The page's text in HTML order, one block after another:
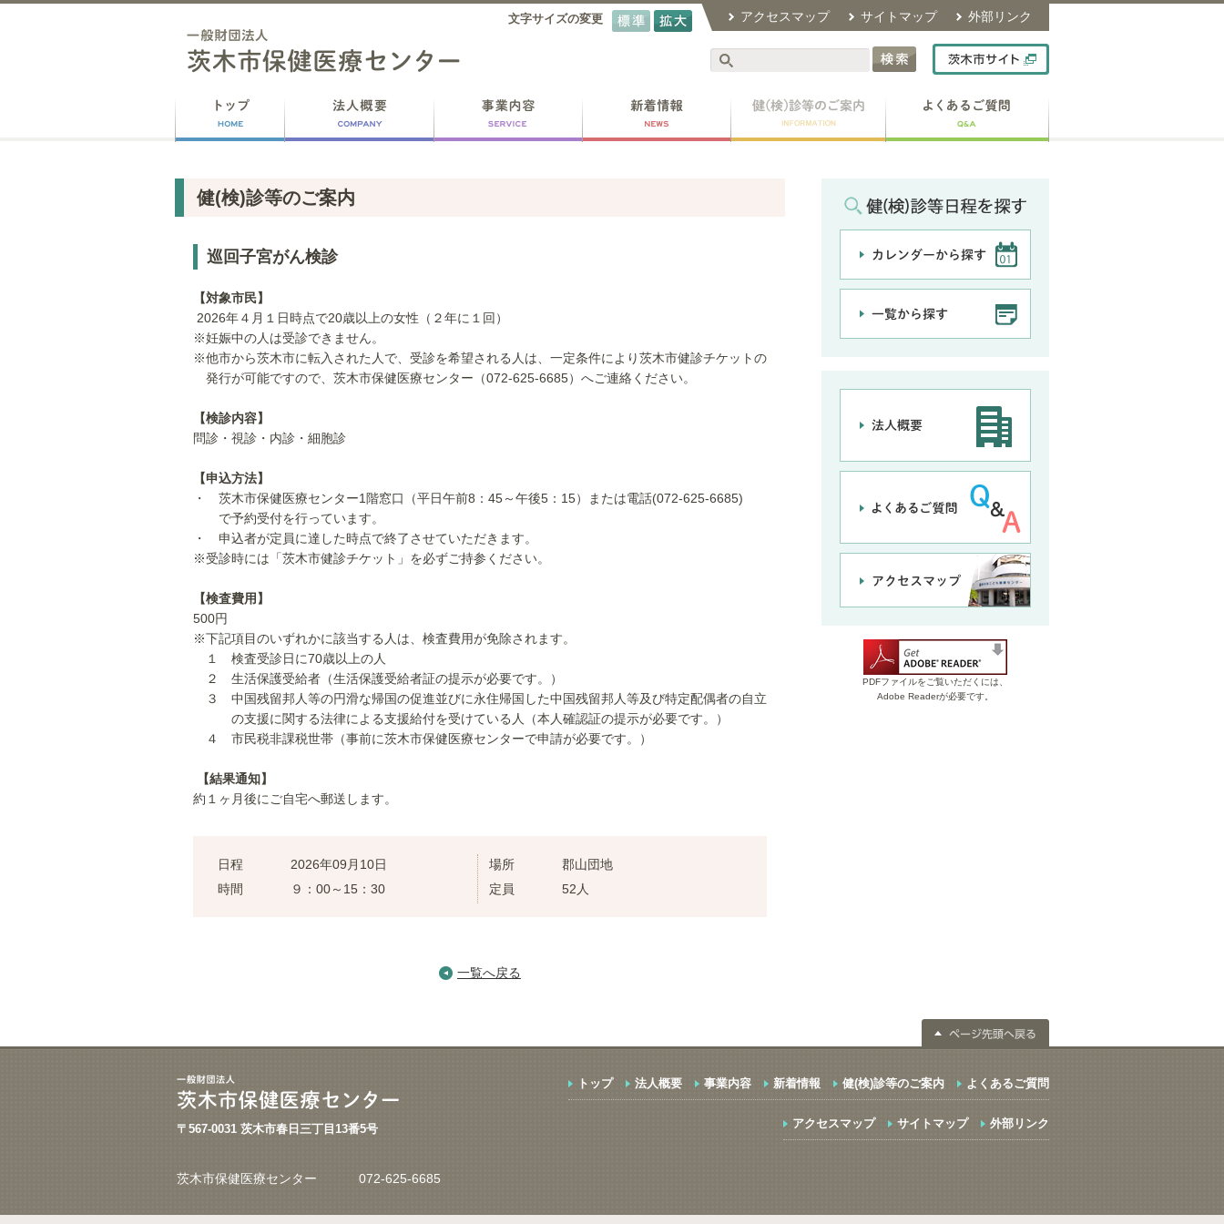
アクセスマップ サイトマップ 外部リンク
文字サイズの変更
健(検)診等のご案内
巡回子宮がん検診
【対象市民】
2026年４月１日時点で20歳以上の女性（２年に１回）
※妊娠中の人は受診できません。
※他市から茨木市に転入された人で、受診を希望される人は、一定条件により茨木市健診チケットの
発行が可能ですので、茨木市保健医療センター（072-625-6685）へご連絡ください。
【検診内容】
問診・視診・内診・細胞診
【申込方法】
・ 茨木市保健医療センター1階窓口（平日午前8：45～午後5：15）または電話(072-625-6685)
で予約受付を行っています。
・ 申込者が定員に達した時点で終了させていただきます。
※受診時には「茨木市健診チケット」を必ずご持参ください。
【検査費用】
500円
※下記項目のいずれかに該当する人は、検査費用が免除されます。
１ 検査受診日に70歳以上の人
２ 生活保護受給者（生活保護受給者証の提示が必要です。）
３ 中国残留邦人等の円滑な帰国の促進並びに永住帰国した中国残留邦人等及び特定配偶者の自立
の支援に関する法律による支援給付を受けている人（本人確認証の提示が必要です。）
４ 市民税非課税世帯（事前に茨木市保健医療センターで申請が必要です。）
【結果通知】
約１ヶ月後にご自宅へ郵送します。
日程
2026年09月10日
時間
９：00～15：30
場所
郡山団地
定員
52人
一覧へ戻る
PDFファイルをご覧いただくには、
Adobe Readerが必要です。
〒567-0031 茨木市春日三丁目13番5号
茨木市保健医療センター 072-625-6685
トップ 法人概要 事業内容 新着情報 健(検)診等のご案内 よくあるご質問
アクセスマップ サイトマップ 外部リンク